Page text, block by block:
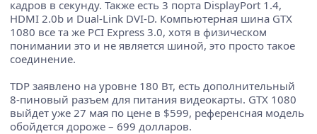
кадров в секунду. Также есть 3 порта DisplayPort 1.4,
HDMI 2.0b и Dual-Link DVI-D. Компьютерная шина GTX
1080 все та же PCI Express 3.0, хотя в физическом
понимании это и не является шиной, это просто такое
соединение.
TDP заявлено на уровне 180 Вт, есть дополнительный
8-пиновый разъем для питания видеокарты. GTX 1080
выйдет уже 27 мая по цене в $599, референсная модель
обойдется дороже – 699 долларов.